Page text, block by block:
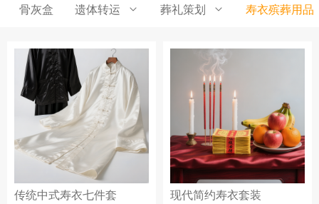
骨灰盒 遗体转运 葬礼策划 寿衣殡葬用品
传统中式寿衣七件套 现代简约寿衣套装